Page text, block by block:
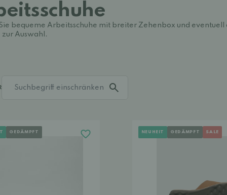
bequeme Arbeitsschuhe mit breiter Zehenbox und
Auswahl.
GEDÄMPFT NEUHEIT GEDÄMPFT SALE